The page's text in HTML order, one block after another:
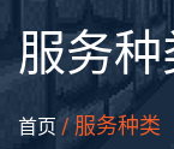
服务种
首页 / 服务种类